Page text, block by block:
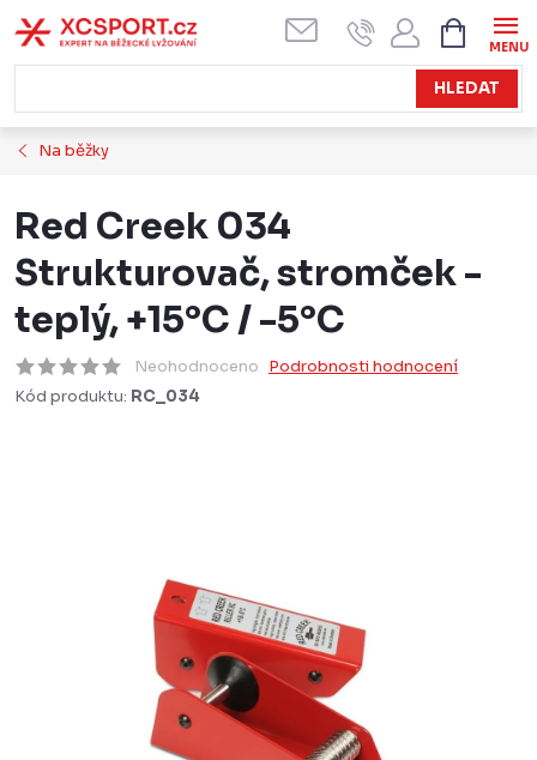
na
obsah
HLEDAT
KOŠÍK
Na běžky
Red Creek 034
Strukturovač, stromček -
teplý, +15°C / -5°C
Neohodnoceno Podrobnosti hodnocení
Kód produktu: RC_034